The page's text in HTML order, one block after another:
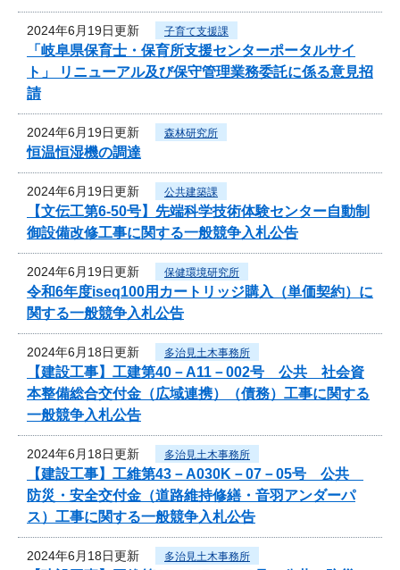
2024年6月19日更新 子育て支援課
「岐阜県保育士・保育所支援センターポータルサイ
ト」 リニューアル及び保守管理業務委託に係る意見招
請
2024年6月19日更新 森林研究所
恒温恒湿機の調達
2024年6月19日更新 公共建築課
【文伝工第6-50号】先端科学技術体験センター自動制
御設備改修工事に関する一般競争入札公告
2024年6月19日更新 保健環境研究所
令和6年度iseq100用カートリッジ購入（単価契約）に
関する一般競争入札公告
2024年6月18日更新 多治見土木事務所
【建設工事】工建第40－A11－002号 公共 社会資
本整備総合交付金（広域連携）（債務）工事に関する
一般競争入札公告
2024年6月18日更新 多治見土木事務所
【建設工事】工維第43－A030K－07－05号 公共
防災・安全交付金（道路維持修繕・音羽アンダーパ
ス）工事に関する一般競争入札公告
2024年6月18日更新 多治見土木事務所